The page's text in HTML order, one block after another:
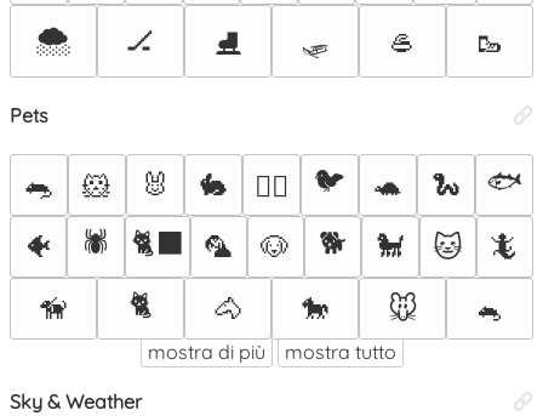
🌨️
🏒 ⛸️ 🛷 🥌 🥾
Pets
🐀 🐹 🐰 🐇 🐕‍🦺 🐦 🐢 🐍
🐟
🐠
🕷️ 🐈‍⬛ 🦜 🐶 🐕 🐩 🐱
🦎
🦮
🐈 🐴 🐎 🐭 🐁
mostra di più mostra tutto
Sky & Weather